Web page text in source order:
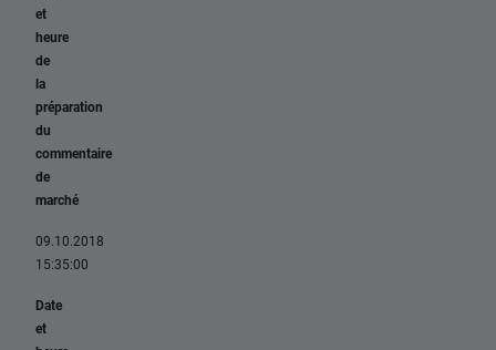
et
heure
de
la
préparation
du
commentaire
de
marché
09.10.2018
15:35:00
Date
et